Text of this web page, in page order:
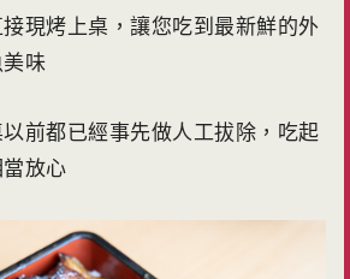
現烤上桌，讓您吃到最新鮮的外
味
前都已經事先做人工拔除，吃起
放心